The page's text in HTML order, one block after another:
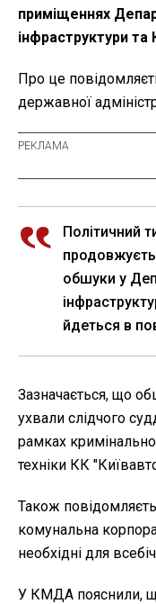
приміщеннях
інфраструктури та
Про це
державної
Політичний
обшуки у
йдеться в
Зазначається, що
ухвали слідчого
рамках
техніки КК
Також
комунальна
необхідні для
У КМДА пояснили,